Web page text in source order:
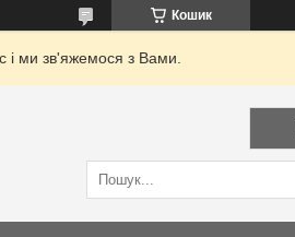
Кошик
і ми зв'яжемося з Вами.